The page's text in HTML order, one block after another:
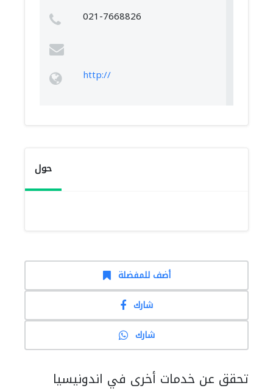
021-7668826
http://
حول
أضف للمفضلة
شارك
شارك
تحقق عن خدمات أخرى في اندونيسيا